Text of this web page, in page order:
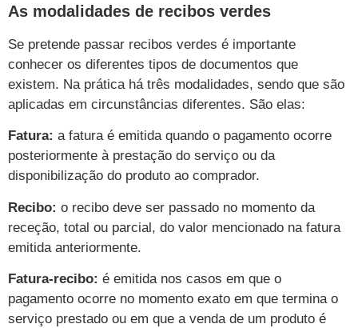
As modalidades de recibos verdes
Se pretende passar recibos verdes é importante
conhecer os diferentes tipos de documentos que
existem. Na prática há três modalidades, sendo que são
aplicadas em circunstâncias diferentes. São elas:
Fatura: a fatura é emitida quando o pagamento ocorre
posteriormente à prestação do serviço ou da
disponibilização do produto ao comprador.
Recibo: o recibo deve ser passado no momento da
receção, total ou parcial, do valor mencionado na fatura
emitida anteriormente.
Fatura-recibo: é emitida nos casos em que o
pagamento ocorre no momento exato em que termina o
serviço prestado ou em que a venda de um produto é